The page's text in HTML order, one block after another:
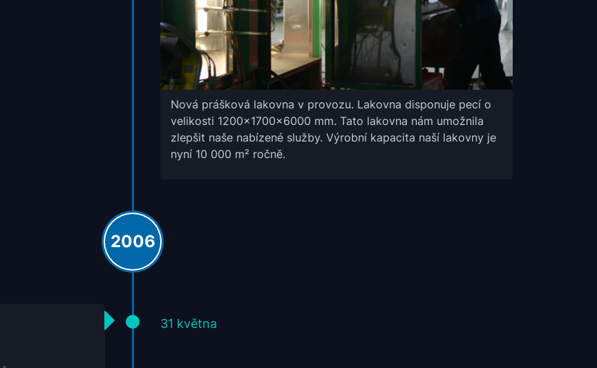
Nová prášková lakovna v provozu. Lakovna disponuje pecí o
velikosti 1200x1700x6000 mm. Tato lakovna nám umožnila
zlepšit naše nabízené služby. Výrobní kapacita naší lakovny je
nyní 10 000 m² ročně.
2006
31 května